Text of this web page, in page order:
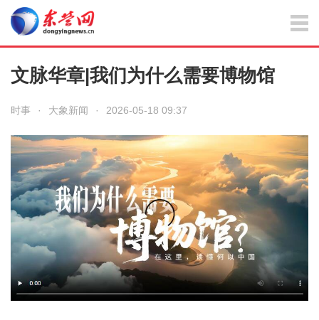
文脉华章|我们为什么需要博物馆
时事 · 大象新闻 · 2026-05-18 09:37